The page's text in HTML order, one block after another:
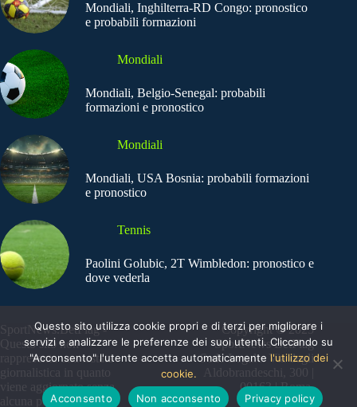
Mondiali, Inghilterra-RD Congo: pronostico
e probabili formazioni
Mondiali
Mondiali, Belgio-Senegal: probabili
formazioni e pronostico
Mondiali
Mondiali, USA Bosnia: probabili formazioni
e pronostico
Tennis
Paolini Golubic, 2T Wimbledon: pronostico e
dove vederla
SportNews.BetFlag -
Questo sito non
rappresenta una testata
giornalistica in quanto
viene aggiornato senza
alcuna periodicità
Copyright © 2025
SportNews BetFlag
Sede Legale: Via degli
Aldobrandeschi, 300 |
00163 | Roma
Questo sito utilizza cookie propri e di terzi per migliorare i
servizi e analizzare le preferenze dei suoi utenti. Cliccando su
"Acconsento" l'utente accetta automaticamente l'utilizzo dei
cookie.
Acconsento
Non acconsento Privacy policy